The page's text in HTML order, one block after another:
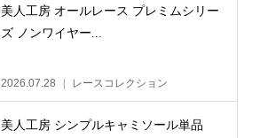
美人工房 オールレース プレミムシリー
ズ ノンワイヤー...
2026.07.28 レースコレクション
美人工房 シンプルキャミソール単品